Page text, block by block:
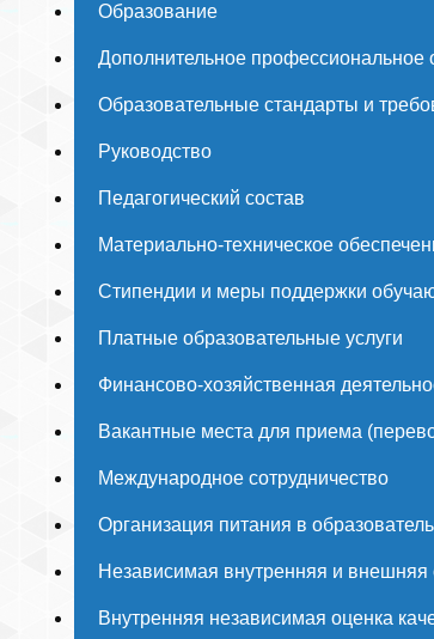
Образование
Дополнительное профессиональное
Образовательные стандарты и
Руководство
Педагогический состав
Материально-техническое
Стипендии и меры поддержки
Платные образовательные услуги
Финансово-хозяйственная
Вакантные места для приема
Международное сотрудничество
Организация питания в
Независимая внутренняя и внешняя
Внутренняя независимая оценка